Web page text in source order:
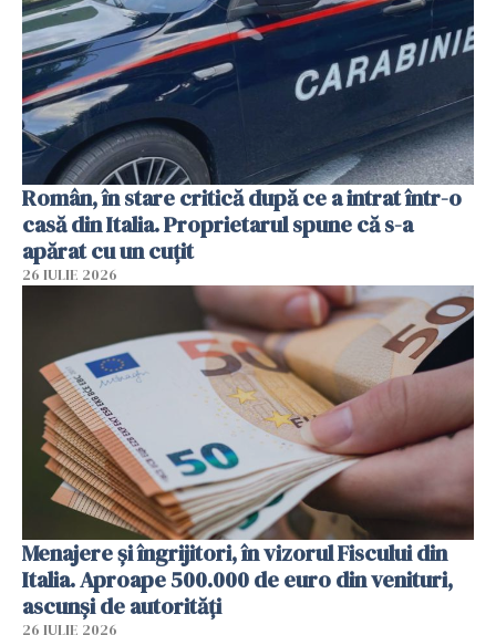
Român, în stare critică după ce a intrat într-o
casă din Italia. Proprietarul spune că s-a
apărat cu un cuțit
26 IULIE 2026
Menajere și îngrijitori, în vizorul Fiscului din
Italia. Aproape 500.000 de euro din venituri,
ascunși de autorități
26 IULIE 2026